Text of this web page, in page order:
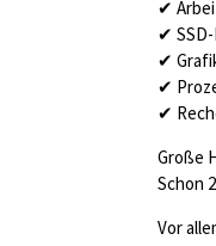
✔
✔
✔
✔
✔
Große
Schon
Vor